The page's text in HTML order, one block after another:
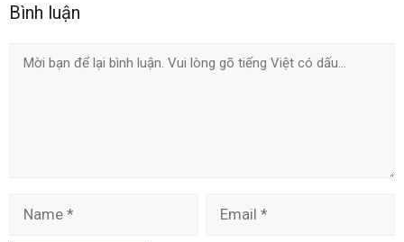
Bình luận
Comment